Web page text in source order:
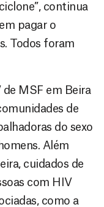
continua
pagar o
Todos foram
de MSF em Beira
de
do sexo
Além
cuidados de
com HIV
como a